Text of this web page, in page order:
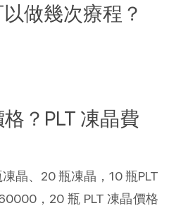
做幾次療程？
？PLT 凍晶費
晶、20 瓶凍晶，10 瓶PLT
，20 瓶 PLT 凍晶價格